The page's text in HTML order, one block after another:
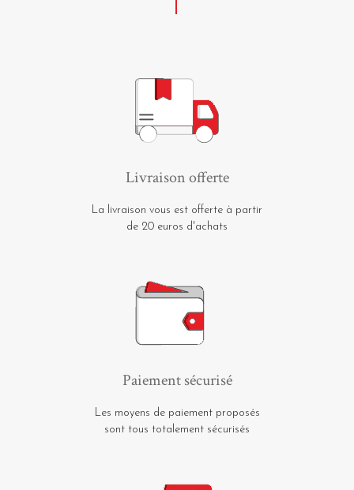
Livraison offerte
La livraison vous est offerte à partir
de 20 euros d'achats
Paiement sécurisé
Les moyens de paiement proposés
sont tous totalement sécurisés